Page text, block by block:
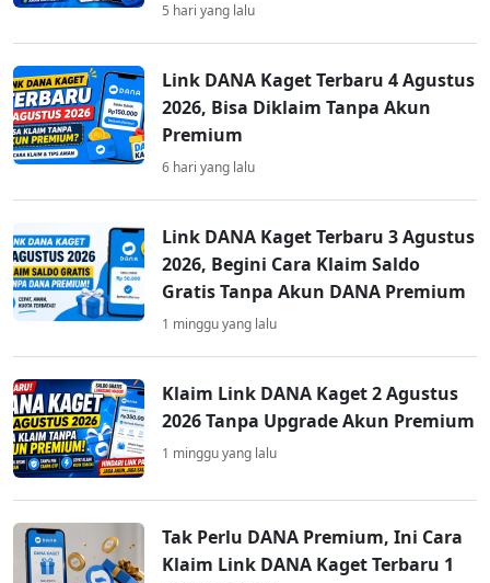
5 hari yang lalu
Link DANA Kaget Terbaru 4 Agustus
2026, Bisa Diklaim Tanpa Akun
Premium
6 hari yang lalu
Link DANA Kaget Terbaru 3 Agustus
2026, Begini Cara Klaim Saldo
Gratis Tanpa Akun DANA Premium
1 minggu yang lalu
Klaim Link DANA Kaget 2 Agustus
2026 Tanpa Upgrade Akun Premium
1 minggu yang lalu
Tak Perlu DANA Premium, Ini Cara
Klaim Link DANA Kaget Terbaru 1